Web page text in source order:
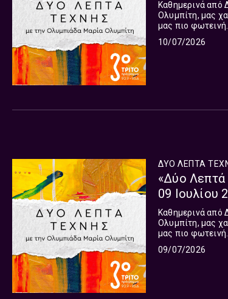
Καθημερινά από
Ολυμπίτη, μας
μας πιο
10/07/2026
ΔΥΟ ΛΕΠΤΑ
«Δύο Λεπτά
09 Ιουλίου
Καθημερινά από
Ολυμπίτη, μας
μας πιο
09/07/2026